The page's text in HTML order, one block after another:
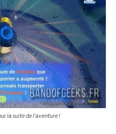
la suite de l’aventure !